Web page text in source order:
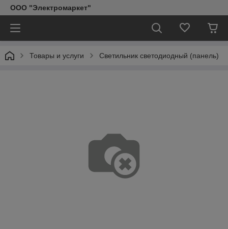
ООО "Электромаркет"
Товары и услуги Светильник светодиодный (панель)